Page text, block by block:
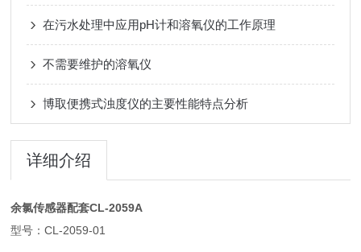
在污水处理中应用pH计和溶氧仪的工作原理
不需要维护的溶氧仪
博取便携式浊度仪的主要性能特点分析
详细介绍
余氯传感器配套CL-2059A
型号：CL-2059-01